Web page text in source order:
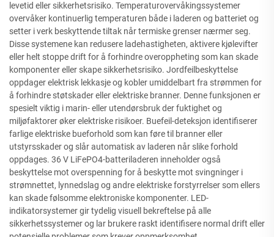
levetid eller sikkerhetsrisiko. Temperaturovervåkingssystemer
overvåker kontinuerlig temperaturen både i laderen og batteriet og
setter i verk beskyttende tiltak når termiske grenser nærmer seg.
Disse systemene kan redusere ladehastigheten, aktivere kjølevifter
eller helt stoppe drift for å forhindre overoppheting som kan skade
komponenter eller skape sikkerhetsrisiko. Jordfeilbeskyttelse
oppdager elektrisk lekkasje og kobler umiddelbart fra strømmen for
å forhindre støtskader eller elektriske branner. Denne funksjonen er
spesielt viktig i marin- eller utendørsbruk der fuktighet og
miljøfaktorer øker elektriske risikoer. Buefeil-deteksjon identifiserer
farlige elektriske bueforhold som kan føre til branner eller
utstyrsskader og slår automatisk av laderen når slike forhold
oppdages. 36 V LiFePO4-batteriladeren inneholder også
beskyttelse mot overspenning for å beskytte mot svingninger i
strømnettet, lynnedslag og andre elektriske forstyrrelser som ellers
kan skade følsomme elektroniske komponenter. LED-
indikatorsystemer gir tydelig visuell bekreftelse på alle
sikkerhetssystemer og lar brukere raskt identifisere normal drift eller